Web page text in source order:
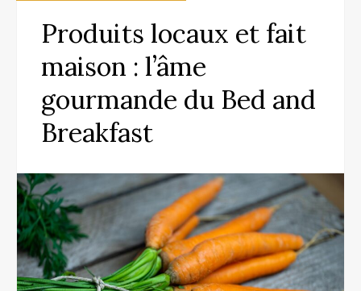
Produits locaux et fait
maison : l’âme
gourmande du Bed and
Breakfast